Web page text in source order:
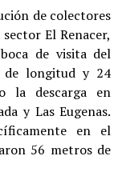
de colectores
El Renacer,
de visita del
de longitud y 24
la descarga en
y Las Eugenas.
en el
56 metros de